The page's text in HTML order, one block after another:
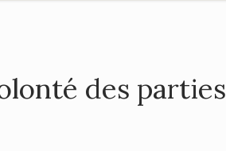
des parties